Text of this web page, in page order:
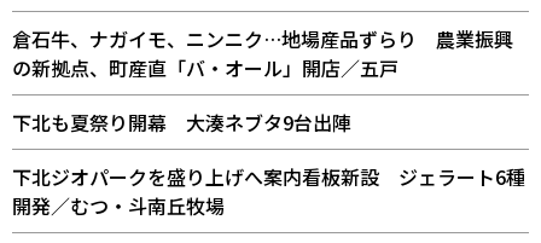
倉石牛、ナガイモ、ニンニク…地場産品ずらり 農業振興
の新拠点、町産直「バ・オール」開店／五戸
下北も夏祭り開幕 大湊ネブタ9台出陣
下北ジオパークを盛り上げへ案内看板新設 ジェラート6種
開発／むつ・斗南丘牧場